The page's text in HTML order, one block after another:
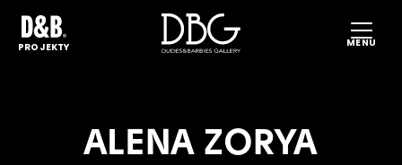
MENU
PROJEKTY
ALENA ZORYA